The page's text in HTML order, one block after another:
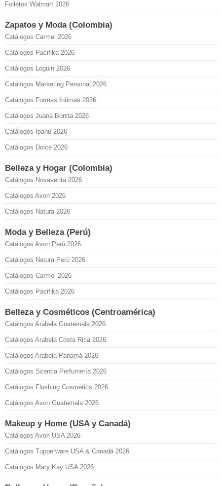
Folletos Walmart 2026
Zapatos y Moda (Colombia)
Catálogos Carmel 2026
Catálogos Pacifika 2026
Catálogos Loguin 2026
Catálogos Marketing Personal 2026
Catálogos Formas Íntimas 2026
Catálogos Juana Bonita 2026
Catálogos Ipanu 2026
Catálogos Dolce 2026
Belleza y Hogar (Colombia)
Catálogos Novaventa 2026
Catálogos Avon 2026
Catálogos Natura 2026
Moda y Belleza (Perú)
Catálogos Avon Perú 2026
Catálogos Natura Perú 2026
Catálogos Carmel 2026
Catálogos Pacifika 2026
Belleza y Cosméticos (Centroamérica)
Catálogos Arabela Guatemala 2026
Catálogos Arabela Costa Rica 2026
Catálogos Arabela Panamá 2026
Catálogos Scentia Perfumería 2026
Catálogos Flushing Cosmetics 2026
Catálogos Avon Guatemala 2026
Makeup y Home (USA y Canadá)
Catálogos Avon USA 2026
Catálogos Tupperware USA & Canadá 2026
Catálogos Mary Kay USA 2026